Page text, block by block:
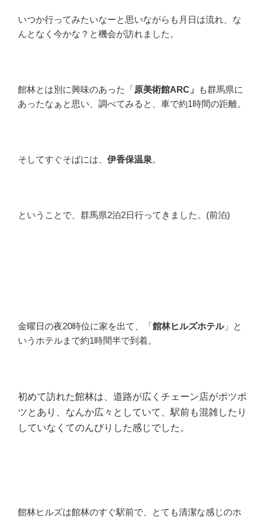
いつか行ってみたいなーと思いながらも月日は流れ、な
んとなく今かな？と機会が訪れました。
館林とは別に興味のあった「原美術館ARC」
も群馬県に
あったなぁと思い、調べてみると、車で約1時間の距離。
そしてすぐそばには、 伊香保温泉。
ということで、群馬県2泊2日行ってきました。(前泊)
金曜日の夜20時位に家を出て、「館林ヒルズホテル」と
いうホテルまで約1時間半で到着。
初めて訪れた館林は、道路が広くチェーン店がポツポ
ツとあり、なんか広々としていて、駅前も混雑したり
していなくてのんびりした感じでした。
館林ヒルズは館林のすぐ駅前で、とても清潔な感じのホ